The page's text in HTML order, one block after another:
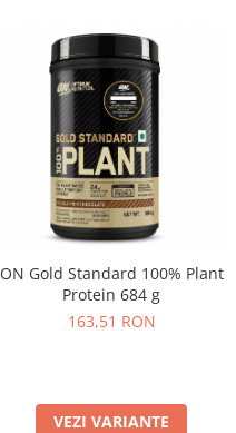
ON Gold Standard 100% Plant
Protein 684 g
163,51 RON
VEZI VARIANTE